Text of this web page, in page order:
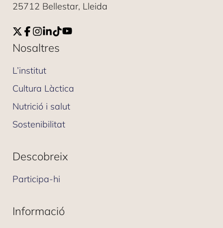
25712 Bellestar, Lleida
Nosaltres
L’institut
Cultura Làctica
Nutrició i salut
Sostenibilitat
Descobreix
Participa-hi
Informació